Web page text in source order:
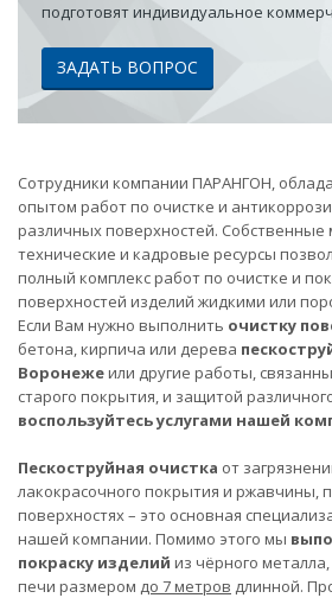
подготовят индивидуальное
ЗАДАТЬ ВОПРОС
Сотрудники компании ПАРАНГОН,
опытом работ по очистке и
различных поверхностей. Собственные
технические и кадровые ресурсы
полный комплекс работ по очистке и
поверхностей изделий жидкими или
Если Вам нужно выполнить очистку
бетона, кирпича или дерева
Воронежеили другие работы,
старого покрытия, и защитой
воспользуйтесь услугами нашей
Пескоструйная очистка от
лакокрасочного покрытия и ржавчины,
поверхностях – это основная
нашей компании. Помимо этого мы
покраску изделий из чёрного
печи размером до 7 метров длинной.